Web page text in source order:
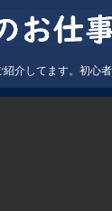
介してます。初心